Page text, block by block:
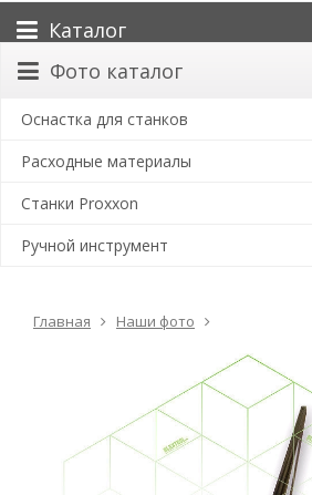
Каталог
Фото каталог
Оснастка для станков
Расходные материалы
Станки Proxxon
Ручной инструмент
Главная Наши фото